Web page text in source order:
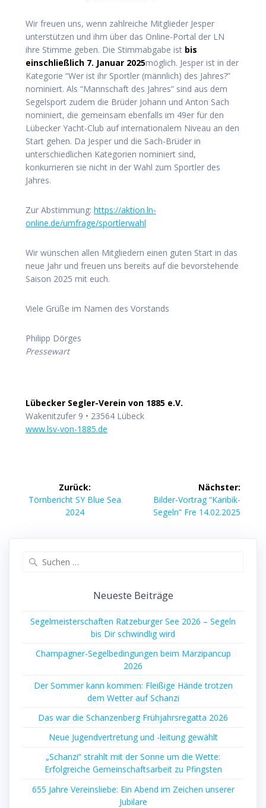
Wir freuen uns, wenn zahlreiche Mitglieder Jesper
unterstützen und ihm über das Online-Portal der LN
ihre Stimme geben. Die Stimmabgabe ist bis
einschließlich 7. Januar 2025möglich. Jesper ist in der
Kategorie “Wer ist ihr Sportler (männlich) des Jahres?”
nominiert. Als “Mannschaft des Jahres” sind aus dem
Segelsport zudem die Brüder Johann und Anton Sach
nominiert, die gemeinsam ebenfalls im 49er für den
Lübecker Yacht-Club auf internationalem Niveau an den
Start gehen. Da Jesper und die Sach-Brüder in
unterschiedlichen Kategorien nominiert sind,
konkurrieren sie nicht in der Wahl zum Sportler des
Jahres.
Zur Abstimmung: https://aktion.ln-
online.de/umfrage/sportlerwahl
Wir wünschen allen Mitgliedern einen guten Start in das
neue Jahr und freuen uns bereits auf die bevorstehende
Saison 2025 mit euch.
Viele Grüße im Namen des Vorstands
Philipp Dörges
Pressewart
Lübecker Segler-Verein von 1885 e.V.
Wakenitzufer 9 • 23564 Lübeck
www.lsv-von-1885.de
Beitragsnavigation
Zurück:
Vorheriger
Törnbericht SY Blue Sea
2024
Nächster:
Nächster
Beitrag:
Bilder-Vortrag “Karibik-
Segeln” Fre 14.02.2025
Neueste Beiträge
Segelmeisterschaften Ratzeburger See 2026 – Segeln
bis Dir schwindlig wird
Champagner-Segelbedingungen beim Marzipancup
2026
Der Sommer kann kommen: Fleißige Hände trotzen
dem Wetter auf Schanzi
Das war die Schanzenberg Frühjahrsregatta 2026
Neue Jugendvertretung und -leitung gewählt
„Schanzi“ strahlt mit der Sonne um die Wette:
Erfolgreiche Gemeinschaftsarbeit zu Pfingsten
655 Jahre Vereinsliebe: Ein Abend im Zeichen unserer
Jubilare